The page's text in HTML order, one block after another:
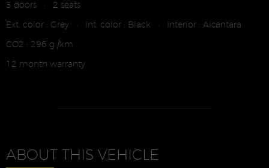
3 doors • 2 seats
Ext. color : Grey • Int. color : Black • Interior : Alcantara
CO2 : 296 g /km
12 month warranty
ABOUT THIS VEHICLE